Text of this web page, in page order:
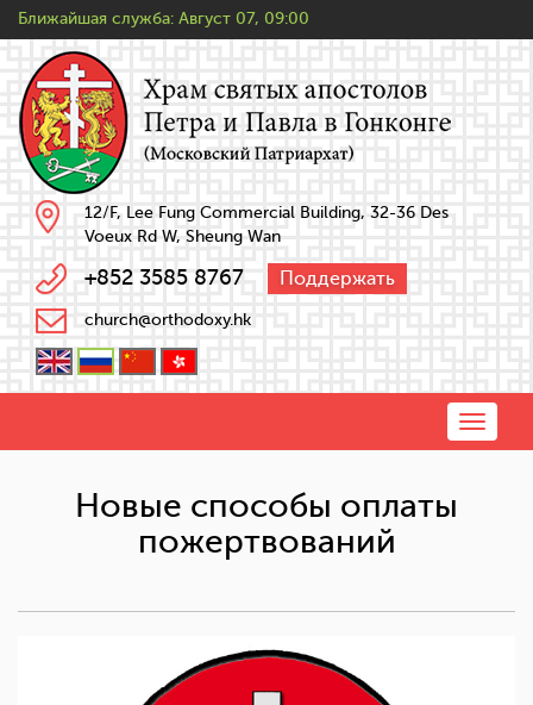
Ближайшая служба: Август 07, 09:00
12/F, Lee Fung Commercial Building, 32-36 Des
Voeux Rd W, Sheung Wan
+852 3585 8767 Поддержать
church@orthodoxy.hk
Toggle
Новые способы оплаты
пожертвований